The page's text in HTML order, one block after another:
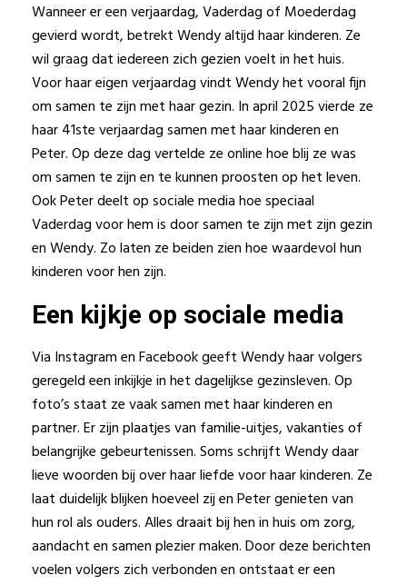
Wanneer er een verjaardag, Vaderdag of Moederdag
gevierd wordt, betrekt Wendy altijd haar kinderen. Ze
wil graag dat iedereen zich gezien voelt in het huis.
Voor haar eigen verjaardag vindt Wendy het vooral fijn
om samen te zijn met haar gezin. In april 2025 vierde ze
haar 41ste verjaardag samen met haar kinderen en
Peter. Op deze dag vertelde ze online hoe blij ze was
om samen te zijn en te kunnen proosten op het leven.
Ook Peter deelt op sociale media hoe speciaal
Vaderdag voor hem is door samen te zijn met zijn gezin
en Wendy. Zo laten ze beiden zien hoe waardevol hun
kinderen voor hen zijn.
Een kijkje op sociale media
Via Instagram en Facebook geeft Wendy haar volgers
geregeld een inkijkje in het dagelijkse gezinsleven. Op
foto’s staat ze vaak samen met haar kinderen en
partner. Er zijn plaatjes van familie-uitjes, vakanties of
belangrijke gebeurtenissen. Soms schrijft Wendy daar
lieve woorden bij over haar liefde voor haar kinderen. Ze
laat duidelijk blijken hoeveel zij en Peter genieten van
hun rol als ouders. Alles draait bij hen in huis om zorg,
aandacht en samen plezier maken. Door deze berichten
voelen volgers zich verbonden en ontstaat er een